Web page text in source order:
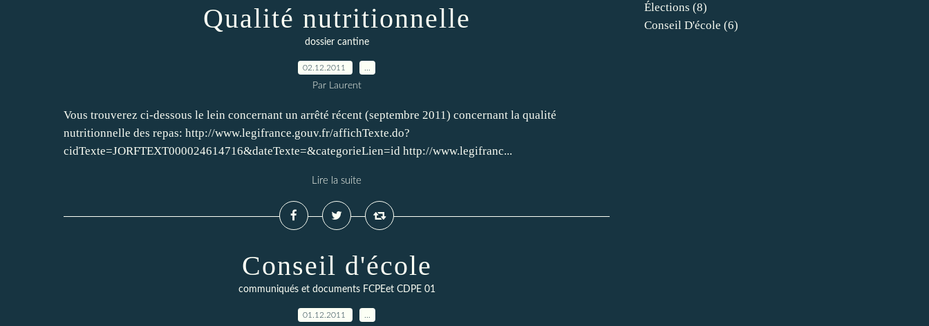
Qualité nutritionnelle
dossier cantine
02.12.2011
Par Laurent
Vous trouverez ci-dessous le lein concernant un arrêté récent (septembre 2011) concernant la qualité
nutritionnelle des repas: http://www.legifrance.gouv.fr/affichTexte.do?
cidTexte=JORFTEXT000024614716&dateTexte=&categorieLien=id http://www.legifranc...
Lire la suite
Conseil d'école
communiqués et documents FCPEet CDPE 01
01.12.2011
Élections (8)
Conseil D'école (6)